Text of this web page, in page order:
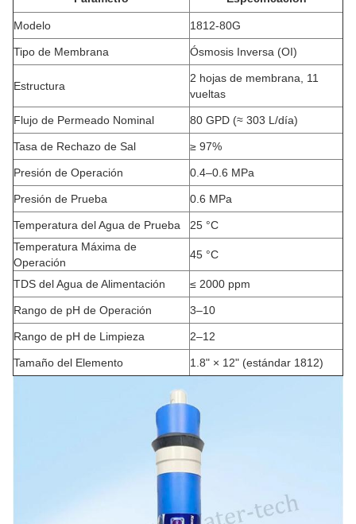
Modelo 1812-80G
Tipo de Membrana Ósmosis Inversa (OI)
Estructura
2 hojas de membrana, 11
vueltas
Flujo de Permeado Nominal 80 GPD (≈ 303 L/día)
Tasa de Rechazo de Sal ≥ 97%
Presión de Operación 0.4–0.6 MPa
Presión de Prueba 0.6 MPa
Temperatura del Agua de Prueba
25 °C
Temperatura Máxima de
Operación
45 °C
TDS del Agua de Alimentación ≤ 2000 ppm
Rango de pH de Operación 3–10
Rango de pH de Limpieza 2–12
Tamaño del Elemento 1.8" × 12" (estándar 1812)